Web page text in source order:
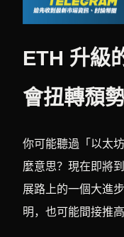
ETH 升級
會扭轉頹勢
你可能聽過「以太
麼意思？現在即將
展路上的一個大進
明，也可能間接推